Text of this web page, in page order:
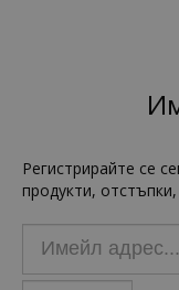
Регистрирайте се
продукти,